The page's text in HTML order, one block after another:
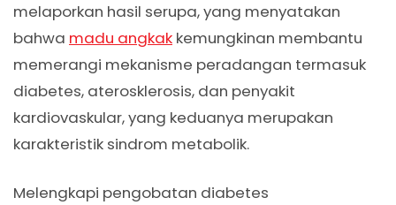
melaporkan hasil serupa, yang menyatakan
bahwa madu angkak kemungkinan membantu
memerangi mekanisme peradangan termasuk
diabetes, aterosklerosis, dan penyakit
kardiovaskular, yang keduanya merupakan
karakteristik sindrom metabolik.
Melengkapi pengobatan diabetes